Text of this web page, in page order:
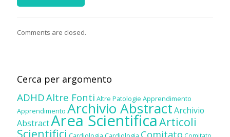
Comments are closed.
Cerca per argomento
ADHDAltre Fonti Altre Patologie Apprendimento
Apprendimento Archivio AbstractArchivio
AbstractArea ScientificaArticoli
Scientifici Comitato